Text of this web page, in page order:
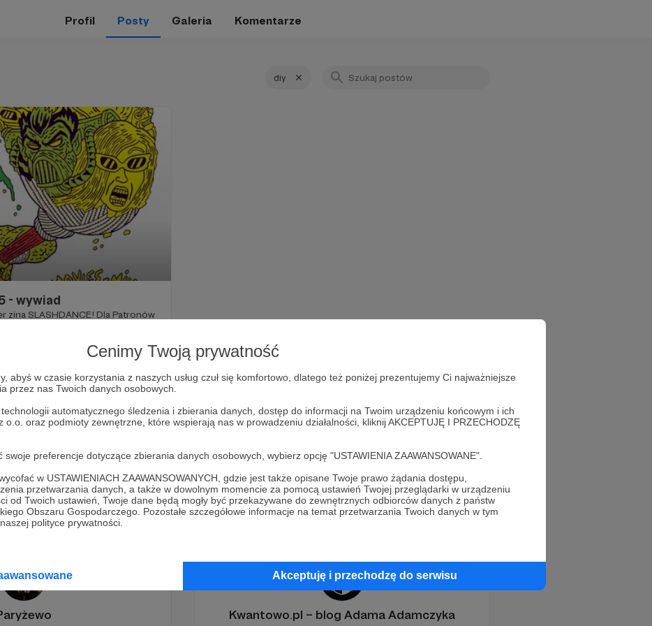
Cenimy Twoją prywatność
abyś w czasie korzystania z naszych usług czuł się komfortowo, dlatego też poniżej prezentujemy Ci najważniejsze
przez nas Twoich danych osobowych.
automatycznego śledzenia i zbierania danych, dostęp do informacji na Twoim urządzeniu końcowym i ich
oraz podmioty zewnętrzne, które wspierają nas w prowadzeniu działalności, kliknij AKCEPTUJĘ I PRZECHODZĘ
preferencje dotyczące zbierania danych osobowych, wybierz opcję "USTAWIENIA ZAAWANSOWANE".
w USTAWIENIACH ZAAWANSOWANYCH, gdzie jest także opisane Twoje prawo żądania dostępu,
przetwarzania danych, a także w dowolnym momencie za pomocą ustawień Twojej przeglądarki w urządzeniu
od Twoich ustawień, Twoje dane będą mogły być przekazywane do zewnętrznych odbiorców danych z państw
Obszaru Gospodarczego. Pozostałe szczegółowe informacje na temat przetwarzania Twoich danych w tym
polityce prywatności.
Akceptuję i przechodzę do serwisu
Profil Posty Galeria Komentarze
diy
- wywiad
zina SLASHDANCE! Dla Patronów
« Poprzednie
Kwantowo.pl – blog Adama Adamczyka